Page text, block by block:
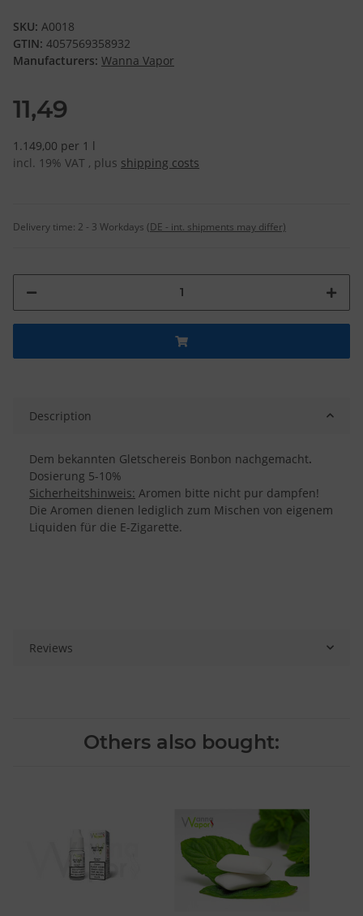
SKU: A0018
GTIN: 4057569358932
Manufacturers: Wanna Vapor
11,49
1.149,00 per 1 l
incl. 19% VAT , plus shipping costs
Delivery time: 2 - 3 Workdays (DE - int. shipments may differ)
Description
Dem bekannten Gletschereis Bonbon nachgemacht.
Dosierung 5-10%
Sicherheitshinweis: Aromen bitte nicht pur dampfen!
Die Aromen dienen lediglich zum Mischen von eigenem
Liquiden für die E-Zigarette.
Reviews
Others also bought: